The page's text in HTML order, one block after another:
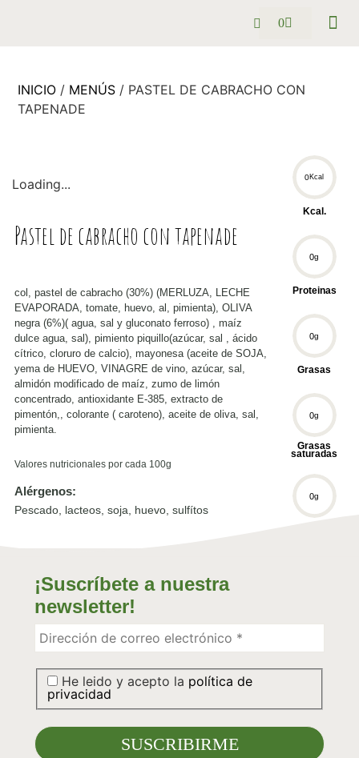
0
INICIO / MENÚS / PASTEL DE CABRACHO CON
TAPENADE
Loading... 0Kcal
Kcal.
0g
Proteinas
0g
Grasas
0g
Grasas
saturadas
0g
Simples
0g
Pastel de cabracho con tapenade
col, pastel de cabracho (30%) (MERLUZA, LECHE
EVAPORADA, tomate, huevo, al, pimienta), OLIVA
negra (6%)( agua, sal y gluconato ferroso) , maíz
dulce agua, sal), pimiento piquillo(azúcar, sal , ácido
cítrico, cloruro de calcio), mayonesa (aceite de SOJA,
yema de HUEVO, VINAGRE de vino, azúcar, sal,
almidón modificado de maíz, zumo de limón
concentrado, antioxidante E-385, extracto de
pimentón,, colorante ( caroteno), aceite de oliva, sal,
pimienta.
Valores nutricionales por cada 100g
Alérgenos:
Pescado, lacteos, soja, huevo, sulfítos
¡Suscríbete a nuestra
newsletter!
He leido y acepto la política de
privacidad